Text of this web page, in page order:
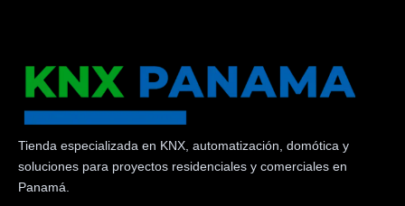
Tienda especializada en KNX, automatización, domótica y
soluciones para proyectos residenciales y comerciales en
Panamá.